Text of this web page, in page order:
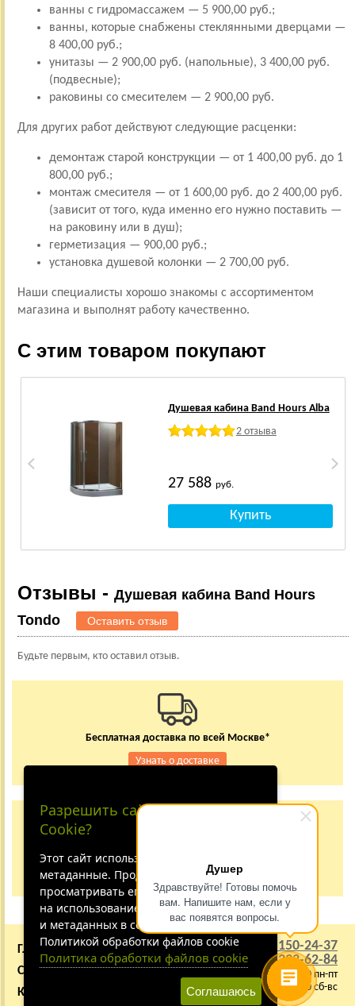
Душер
Здравствуйте! Готовы помочь
вам. Напишите нам, если у
вас появятся вопросы.
ванны с гидромассажем — 5 900,00 руб.;
ванны, которые снабжены стеклянными дверцами —
8 400,00 руб.;
унитазы — 2 900,00 руб. (напольные), 3 400,00 руб.
(подвесные);
раковины со смесителем — 2 900,00 руб.
Для других работ действуют следующие расценки:
демонтаж старой конструкции — от 1 400,00 руб. до 1
800,00 руб.;
монтаж смесителя — от 1 600,00 руб. до 2 400,00 руб.
(зависит от того, куда именно его нужно поставить —
на раковину или в душ);
герметизация — 900,00 руб.;
установка душевой колонки — 2 700,00 руб.
Наши специалисты хорошо знакомы с ассортиментом
магазина и выполнят работу качественно.
С этим товаром покупают
Душевая кабина Band Hours Alba
2 отзыва
27 588 руб.
Отзывы - Душевая кабина Band Hours
Tondo
Оставить отзыв
Будьте первым, кто оставил отзыв.
Бесплатная доставка по всей Москве*
Узнать о доставке
Заказывайте по телефону
Не дозвонились?
+7 (495) 150-24-37
8 (800) 333-62-84
9:00 - 22:00 пн-пт
10:00 - 21:00 сб-вс
ГЛАВНАЯ
О КОМПАНИИ
СОТРУДНИЧЕСТВО
ВАКАНСИИ
КАРТА САЙТА
Разрешить сайту принимать
Cookie?
Этот сайт использует файлы cookie и
метаданные. Продолжая
просматривать его, вы соглашаетесь
на использование нами файлов cookie
и метаданных в соответствии с
Политикой обработки файлов cookie
Политика обработки файлов cookie
Соглашаюсь